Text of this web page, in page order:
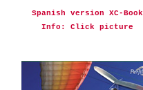
Spanish version XC-Book
Info: Click picture